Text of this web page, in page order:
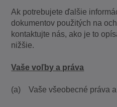
Ak potrebujete ďalšie
dokumentov použitých na
kontaktujte nás, ako je to
nižšie.
Vaše voľby a práva
(a) Vaše všeobecné práva